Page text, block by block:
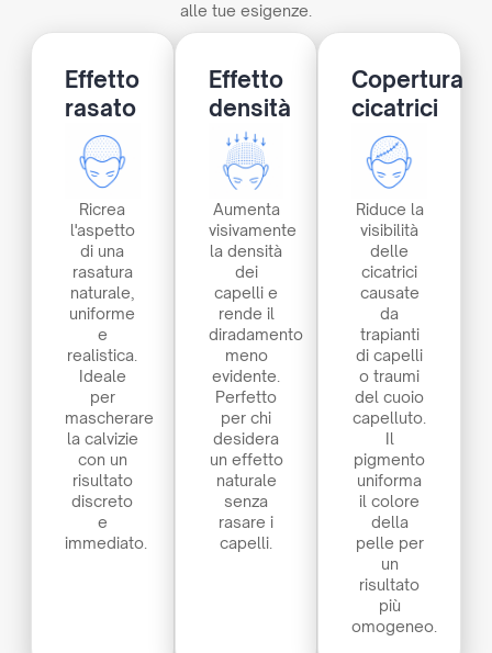
alle tue esigenze.
Effetto
rasato
Ricrea
l'aspetto
di una
rasatura
naturale,
uniforme
e
realistica.
Ideale
per
mascherare
la calvizie
con un
risultato
discreto
e
immediato.
Effetto
densità
Aumenta
visivamente
la densità
dei
capelli e
rende il
diradamento
meno
evidente.
Perfetto
per chi
desidera
un effetto
naturale
senza
rasare i
capelli.
Copertura
cicatrici
Riduce la
visibilità
delle
cicatrici
causate
da
trapianti
di capelli
o traumi
del cuoio
capelluto.
Il
pigmento
uniforma
il colore
della
pelle per
un
risultato
più
omogeneo.